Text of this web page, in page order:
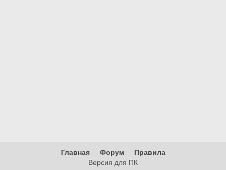
Главная Форум
Правила
Версия для ПК